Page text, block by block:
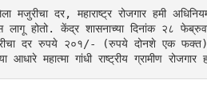
मजुरीचा दर, महाराष्ट्र रोजगार हमी
होतो. केंद्र शासनाच्या दिनांक २८
दर रुपये २०१/- (रुपये दोनशे एक
महात्मा गांधी राष्ट्रीय ग्रामीण